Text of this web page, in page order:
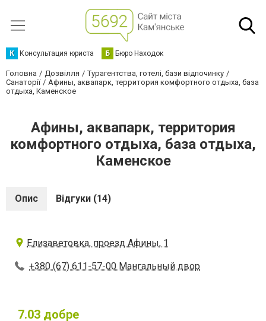
К Консультация юриста Б Бюро Находок
Головна Дозвілля
Турагентства, готелі, бази відпочинку
Санаторії
Афины, аквапарк, территория комфортного отдыха, база
отдыха, Каменское
Афины, аквапарк, территория
комфортного отдыха, база отдыха,
Каменское
Опис Відгуки (14)
Елизаветовка, проезд Афины, 1
+380 (67) 611-57-00 Мангальный двор
7.03 добре